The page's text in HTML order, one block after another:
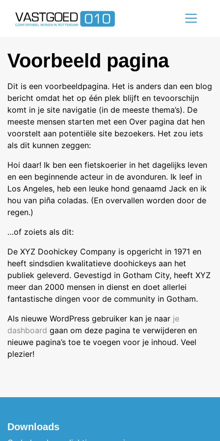
Voorbeeld pagina
Dit is een voorbeeldpagina. Het is anders dan een blog
bericht omdat het op één plek blijft en tevoorschijn
komt in je site navigatie (in de meeste thema’s). De
meeste mensen starten met een Over pagina dat hen
voorstelt aan potentiële site bezoekers. Het zou iets
als dit kunnen zeggen:
Hoi daar! Ik ben een fietskoerier in het dagelijks leven
en een beginnende acteur in de avonduren. Ik leef in
Los Angeles, heb een leuke hond genaamd Jack en ik
hou van piña coladas. (En overvallen worden door de
regen.)
…of zoiets als dit:
De XYZ Doohickey Company is opgericht in 1971 en
heeft sindsdien kwalitatieve doohickeys aan het
publiek geleverd. Gevestigd in Gotham City, heeft XYZ
meer dan 2000 mensen in dienst en doet allerlei
fantastische dingen voor de community in Gotham.
Als nieuwe WordPress gebruiker kan je naar je
dashboard gaan om deze pagina te verwijderen en
nieuwe pagina’s toe te voegen voor je inhoud. Veel
plezier!
Downloads